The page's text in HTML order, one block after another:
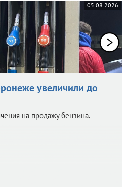
05.08.2026
увеличили до
на продажу бензина.